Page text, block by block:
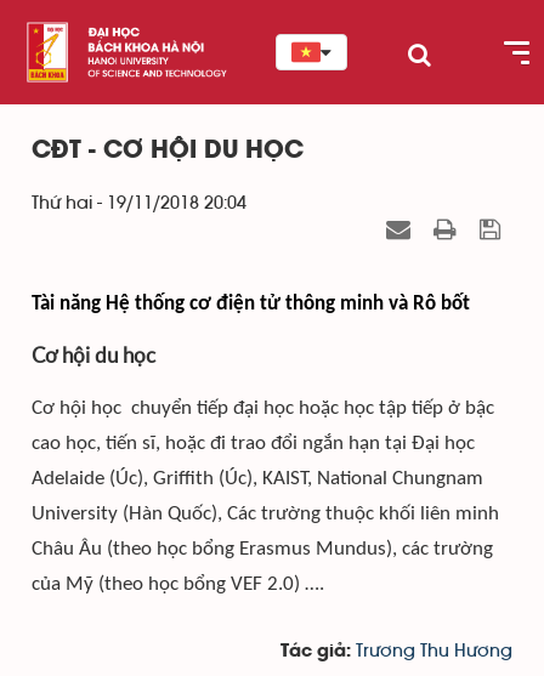
CĐT - CƠ HỘI DU HỌC
Thứ hai - 19/11/2018 20:04
Tài năng Hệ thống cơ điện tử thông minh và Rô bốt
Cơ hội du học
Cơ hội học chuyển tiếp đại học hoặc học tập tiếp ở bậc
cao học, tiến sĩ, hoặc đi trao đổi ngắn hạn tại Đại học
Adelaide (Úc), Griffith (Úc), KAIST, National Chungnam
University (Hàn Quốc), Các trường thuộc khối liên minh
Châu Âu (theo học bổng Erasmus Mundus), các trường
của Mỹ (theo học bổng VEF 2.0) ….
Tác giả: Trương Thu Hương